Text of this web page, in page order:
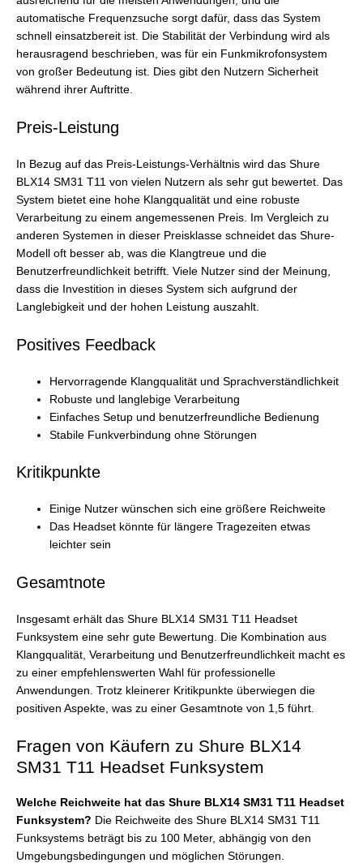
automatische Frequenzsuche sorgt dafür, dass das System
schnell einsatzbereit ist. Die Stabilität der Verbindung wird als
herausragend beschrieben, was für ein Funkmikrofonsystem
von großer Bedeutung ist. Dies gibt den Nutzern Sicherheit
während ihrer Auftritte.
Preis-Leistung
In Bezug auf das Preis-Leistungs-Verhältnis wird das Shure
BLX14 SM31 T11 von vielen Nutzern als sehr gut bewertet. Das
System bietet eine hohe Klangqualität und eine robuste
Verarbeitung zu einem angemessenen Preis. Im Vergleich zu
anderen Systemen in dieser Preisklasse schneidet das Shure-
Modell oft besser ab, was die Klangtreue und die
Benutzerfreundlichkeit betrifft. Viele Nutzer sind der Meinung,
dass die Investition in dieses System sich aufgrund der
Langlebigkeit und der hohen Leistung auszahlt.
Positives Feedback
Hervorragende Klangqualität und Sprachverständlichkeit
Robuste und langlebige Verarbeitung
Einfaches Setup und benutzerfreundliche Bedienung
Stabile Funkverbindung ohne Störungen
Kritikpunkte
Einige Nutzer wünschen sich eine größere Reichweite
Das Headset könnte für längere Tragezeiten etwas
leichter sein
Gesamtnote
Insgesamt erhält das Shure BLX14 SM31 T11 Headset
Funksystem eine sehr gute Bewertung. Die Kombination aus
Klangqualität, Verarbeitung und Benutzerfreundlichkeit macht es
zu einer empfehlenswerten Wahl für professionelle
Anwendungen. Trotz kleinerer Kritikpunkte überwiegen die
positiven Aspekte, was zu einer Gesamtnote von 1,5 führt.
Fragen von Käufern zu Shure BLX14
SM31 T11 Headset Funksystem
Welche Reichweite hat das Shure BLX14 SM31 T11 Headset
Funksystem? Die Reichweite des Shure BLX14 SM31 T11
Funksystems beträgt bis zu 100 Meter, abhängig von den
Umgebungsbedingungen und möglichen Störungen.